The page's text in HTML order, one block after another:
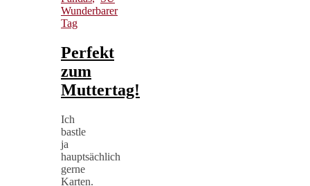
Wunderbarer
Tag
Perfekt
zum
Muttertag!
Ich
bastle
ja
hauptsächlich
gerne
Karten.